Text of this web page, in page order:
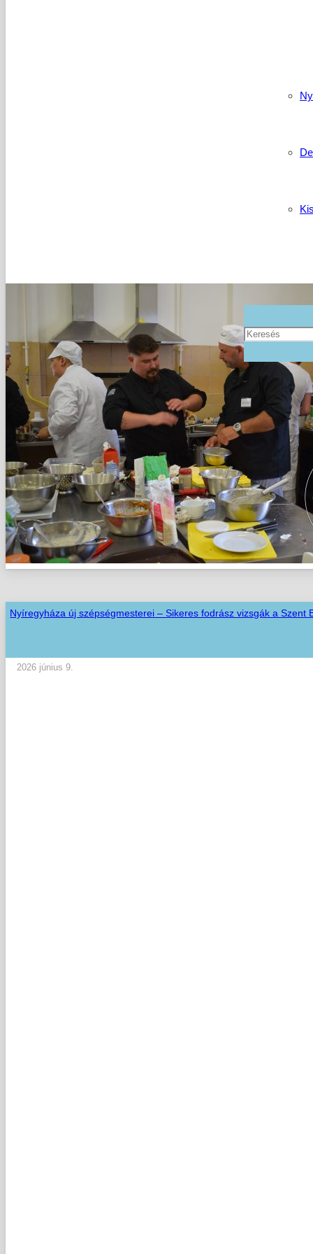
Nyíregyháza új szépségmesterei – Sikeres fodrász vizsgák a Szent
2026 június 9.